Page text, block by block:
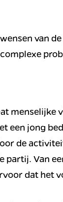
van
menselijke
een jong
de
partij. Van
dat het